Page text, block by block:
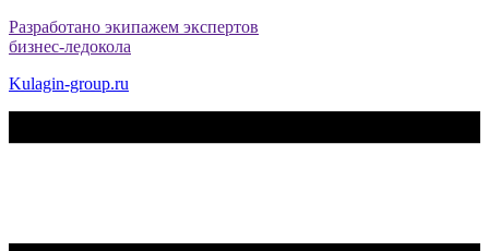
Разработано экипажем экспертов
бизнес-ледокола
Kulagin-group.ru